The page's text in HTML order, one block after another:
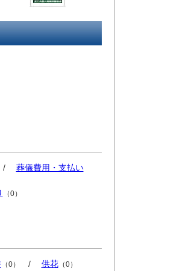
葬儀費用・支払い
（0）
（0） / 供花（0）